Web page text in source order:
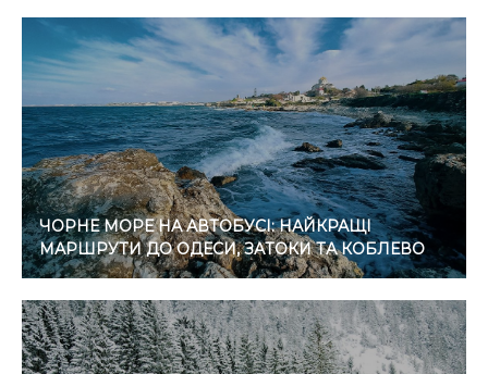
ЧОРНЕ МОРЕ НА АВТОБУСІ: НАЙКРАЩІ
МАРШРУТИ ДО ОДЕСИ, ЗАТОКИ ТА КОБЛЕВО